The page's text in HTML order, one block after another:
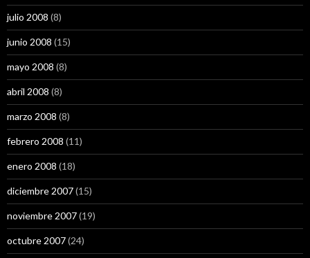
julio 2008 (8)
junio 2008 (15)
mayo 2008 (8)
abril 2008 (8)
marzo 2008 (8)
febrero 2008 (11)
enero 2008 (18)
diciembre 2007(15)
noviembre 2007(19)
octubre 2007(24)